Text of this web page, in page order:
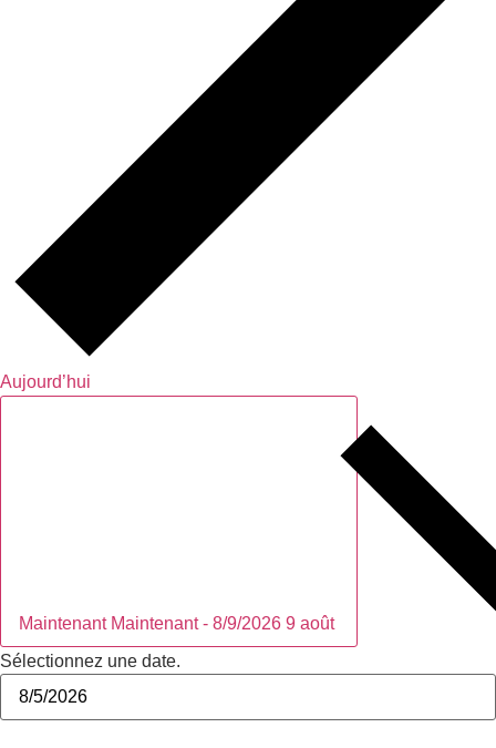
Aujourd’hui
Maintenant Maintenant- 8/9/2026 9 août
Sélectionnez une date.